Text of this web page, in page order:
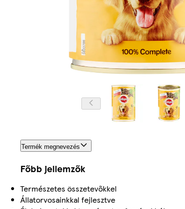
Termék megnevezés
Főbb jellemzők
Természetes összetevőkkel
Állatorvosainkkal fejlesztve